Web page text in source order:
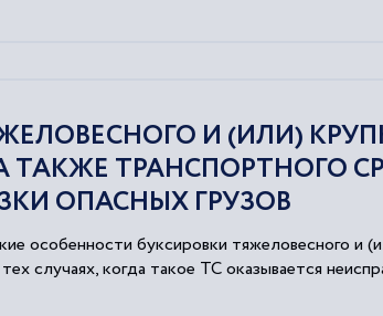
И (ИЛИ)
ТАКЖЕ ТРАНСПОРТНОГО
ОПАСНЫХ ГРУЗОВ
особенности буксировки тяжеловесного и
случаях, когда такое ТС оказывается